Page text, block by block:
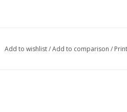
Add to wishlist/Add to comparison / Print